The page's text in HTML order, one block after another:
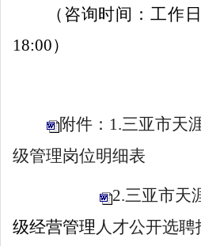
（咨询时间：工作
18:00）
附件：1.三亚市天
级管理岗位明细表
2.三亚市天
级经营管理 人才公开选聘